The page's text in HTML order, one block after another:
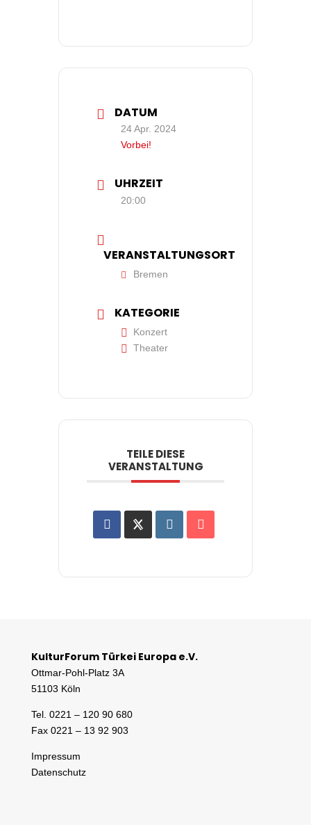
DATUM
24 Apr. 2024
Vorbei!
UHRZEIT
20:00
VERANSTALTUNGSORT
Bremen
KATEGORIE
Konzert
Theater
TEILE DIESE
VERANSTALTUNG
KulturForum Türkei Europa e.V.
Ottmar-Pohl-Platz 3A
51103 Köln
Tel. 0221 – 120 90 680
Fax 0221 – 13 92 903
Impressum
Datenschutz